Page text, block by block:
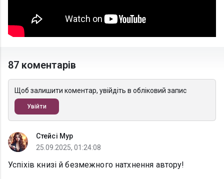
87 коментарів
Щоб залишити коментар, увійдіть в обліковий запис
Увійти
Стейсі Мур
25.09.2025, 01:24:08
Успіхів книзі й безмежного натхнення автору!